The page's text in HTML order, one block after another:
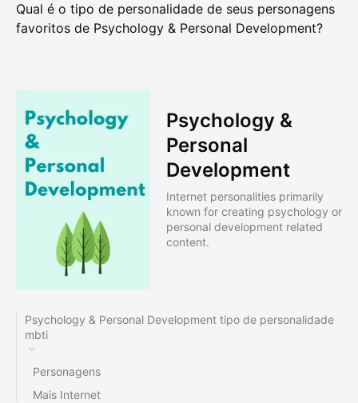
Qual é o tipo de personalidade de seus personagens
favoritos de Psychology & Personal Development?
Psychology &
Personal
Development
Internet personalities primarily
known for creating psychology or
personal development related
content.
Psychology & Personal Development tipo de personalidade
mbti
Personagens
Mais Internet